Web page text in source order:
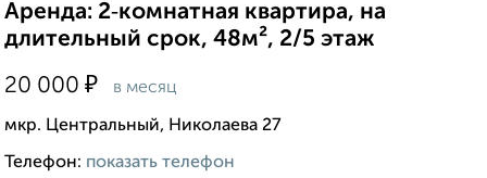
Аренда: 2‑комнатная квартира, на
длительный срок, 48м², 2/5 этаж
20 000 ₽ в месяц
мкр. Центральный, Николаева 27
Телефон: показать телефон